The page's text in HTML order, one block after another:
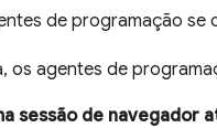
de programação se
os agentes de
sessão de navegador